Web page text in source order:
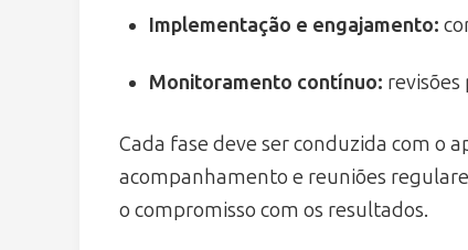
Implementação e engajamento:
Monitoramento contínuo: revisões
Cada fase deve ser conduzida com o
acompanhamento e reuniões
o compromisso com os resultados.